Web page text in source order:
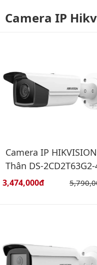
Camera IP
Camera IP HIKVISION
Thân DS-
Giá bán:
3,474,000đ Giá gốc: